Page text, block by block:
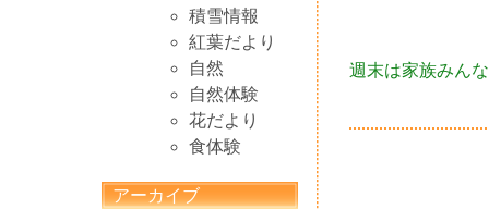
積雪情報
紅葉だより
自然
自然体験
花だより
食体験
アーカイブ
週末は家族みん